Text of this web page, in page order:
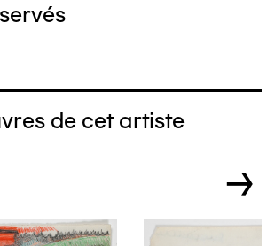
de cet artiste
→